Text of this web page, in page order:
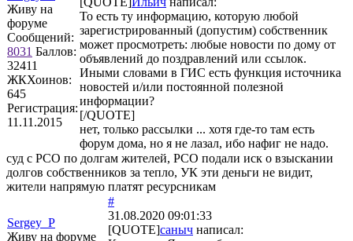
Живу на
форуме
Сообщений:
8031 Баллов:
32411
ЖКХоинов:
645
Регистрация:
11.11.2015
То есть ту информацию, которую любой
зарегистрированный (допустим) собственник
может просмотреть: любые новости по дому от
объявлений до поздравлений или ссылок.
Иными словами в ГИС есть функция источника
новостей и/или постоянной полезной
информации?
[/QUOTE]
нет, только рассылки ... хотя где-то там есть
форум дома, но я не лазал, ибо нафиг не надо.
суд с РСО по долгам жителей, РСО подали иск о взыскании
долгов собственников за тепло, УК эти деньги не видит,
жители напрямую платят ресурсникам
Sergey_P
Живу на форуме
#
31.08.2020 09:01:33
[QUOTE]саныч написал: